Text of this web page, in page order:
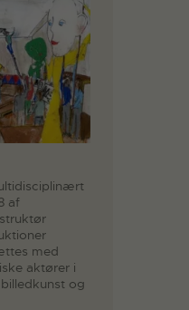
af
med
aktører i
og